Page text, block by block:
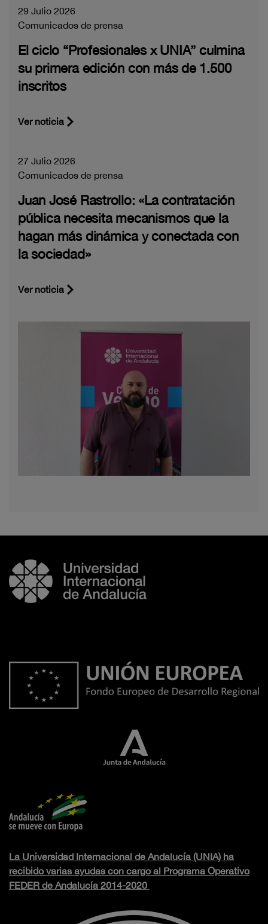
29 Julio 2026
Comunicados de prensa
El ciclo “Profesionales x UNIA” culmina
su primera edición con más de 1.500
inscritos
Ver noticia
27 Julio 2026
Comunicados de prensa
Juan José Rastrollo: «La contratación
pública necesita mecanismos que la
hagan más dinámica y conectada con
la sociedad»
Ver noticia
La Universidad Internacional de Andalucía (UNIA) ha
recibido varias ayudas con cargo al Programa Operativo
FEDER de Andalucía 2014-2020